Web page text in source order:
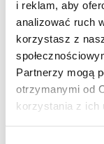
i reklam, aby
analizować ruch
korzystasz z
Partnerzy mogą
otrzymanymi od
korzystania z ich